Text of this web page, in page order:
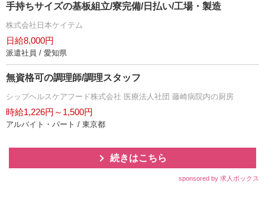
手持ちサイズの基板組立/寮完備/日払い/工場・製造
株式会社日本ケイテム
日給8,000円
派遣社員 / 愛知県
無資格可の調理師/調理スタッフ
シップヘルスケアフード株式会社 医療法人社団 藤崎病院内の厨房
時給1,226円～1,500円
アルバイト・パート / 東京都
続きはこちら
sponsored by 求人ボックス